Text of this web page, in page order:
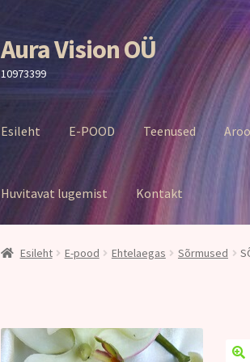
Liigu
navigeerimisele
Liigu
sisu
juurde
Aura Vision OÜ
10973399
Esileht E-POOD Teenused
Huvitavat lugemist Kontakt
Esileht E-pood Ehtelaegas Sõrmused